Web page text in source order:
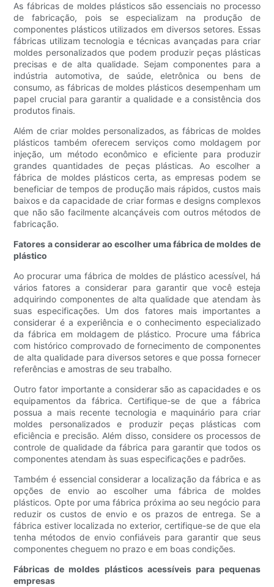
As fábricas de moldes plásticos são essenciais no processo
de fabricação, pois se especializam na produção de
componentes plásticos utilizados em diversos setores. Essas
fábricas utilizam tecnologia e técnicas avançadas para criar
moldes personalizados que podem produzir peças plásticas
precisas e de alta qualidade. Sejam componentes para a
indústria automotiva, de saúde, eletrônica ou bens de
consumo, as fábricas de moldes plásticos desempenham um
papel crucial para garantir a qualidade e a consistência dos
produtos finais.
Além de criar moldes personalizados, as fábricas de moldes
plásticos também oferecem serviços como moldagem por
injeção, um método econômico e eficiente para produzir
grandes quantidades de peças plásticas. Ao escolher a
fábrica de moldes plásticos certa, as empresas podem se
beneficiar de tempos de produção mais rápidos, custos mais
baixos e da capacidade de criar formas e designs complexos
que não são facilmente alcançáveis ​​com outros métodos de
fabricação.
Fatores a considerar ao escolher uma fábrica de moldes de
plástico
Ao procurar uma fábrica de moldes de plástico acessível, há
vários fatores a considerar para garantir que você esteja
adquirindo componentes de alta qualidade que atendam às
suas especificações. Um dos fatores mais importantes a
considerar é a experiência e o conhecimento especializado
da fábrica em moldagem de plástico. Procure uma fábrica
com histórico comprovado de fornecimento de componentes
de alta qualidade para diversos setores e que possa fornecer
referências e amostras de seu trabalho.
Outro fator importante a considerar são as capacidades e os
equipamentos da fábrica. Certifique-se de que a fábrica
possua a mais recente tecnologia e maquinário para criar
moldes personalizados e produzir peças plásticas com
eficiência e precisão. Além disso, considere os processos de
controle de qualidade da fábrica para garantir que todos os
componentes atendam às suas especificações e padrões.
Também é essencial considerar a localização da fábrica e as
opções de envio ao escolher uma fábrica de moldes
plásticos. Opte por uma fábrica próxima ao seu negócio para
reduzir os custos de envio e os prazos de entrega. Se a
fábrica estiver localizada no exterior, certifique-se de que ela
tenha métodos de envio confiáveis ​​para garantir que seus
componentes cheguem no prazo e em boas condições.
Fábricas de moldes plásticos acessíveis para pequenas
empresas